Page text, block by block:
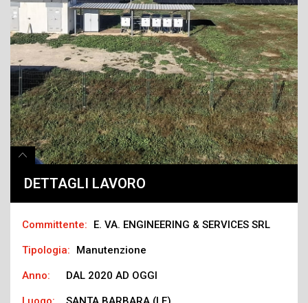
DETTAGLI LAVORO
Committente: E. VA. ENGINEERING & SERVICES SRL
Tipologia: Manutenzione
Anno: DAL 2020 AD OGGI